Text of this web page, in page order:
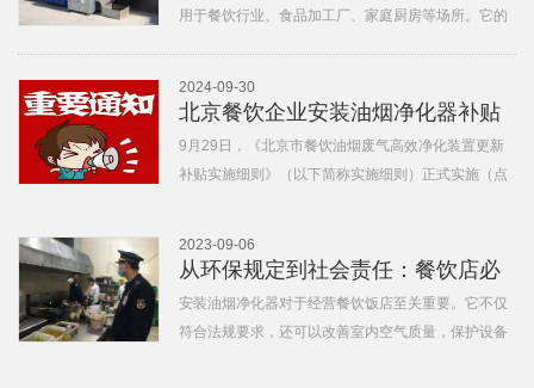
用于餐饮行业、食品加工厂、家庭厨房等场所。它的
是油烟净化器的工作原理及应用场景的深度解析。
2024-09-30
北京餐饮企业安装油烟净化器补贴
政策！
9月29日，《北京市餐饮油烟废气高效净化装置更新
补贴实施细则》（以下简称实施细则）正式实施（点
高效净化装置（油烟净化器），减少大气污染物排
2023-09-06
从环保规定到社会责任：餐饮店必
须安装油烟净化器
安装油烟净化器对于经营餐饮饭店至关重要。它不仅
符合法规要求，还可以改善室内空气质量，保护设备